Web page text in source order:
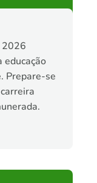
2026
educação
Prepare-se